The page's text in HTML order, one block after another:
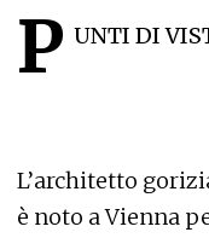
P UNTI DI
L’architetto
è noto a Vienna